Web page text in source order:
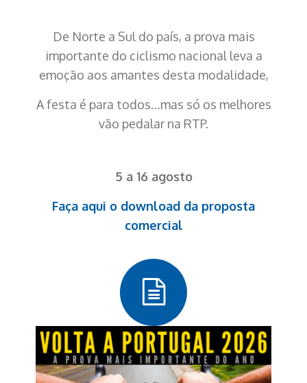
De Norte a Sul do país, a prova mais
importante do ciclismo nacional leva a
emoção aos amantes desta modalidade,
A festa é para todos…mas só os melhores
vão pedalar na RTP.
5 a 16 agosto
Faça aqui o download da proposta
comercial